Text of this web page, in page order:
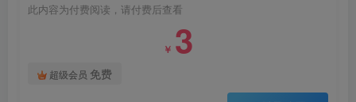
此内容为付费阅读，请付费后查看
￥ 3
超级会员 免费